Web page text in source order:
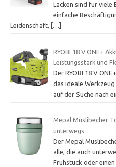
Lacken sind für viele
einfache
Leidenschaft,
[…]
RYOBI 18 V ONE+
Leistungsstark und
Der RYOBI 18 V
das ideale
auf der Suche nach
Mepal Müslibecher
unterwegs
Der Mepal
alle, die auch
Frühstück oder